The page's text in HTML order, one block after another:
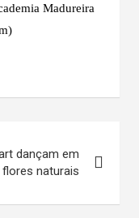
Madureira
dançam em
naturais